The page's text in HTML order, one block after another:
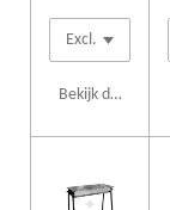
Bekijk details